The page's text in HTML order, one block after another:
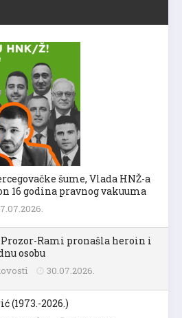
šume, Vlada HNŽ-a
16 godina pravnog vakuuma
Rami pronašla heroin i
osobu
30.07.2026.
(1973.-2026.)